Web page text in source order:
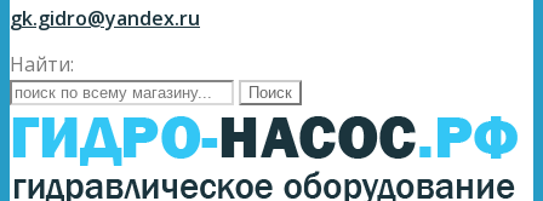
gk.gidro@yandex.ru
Найти: